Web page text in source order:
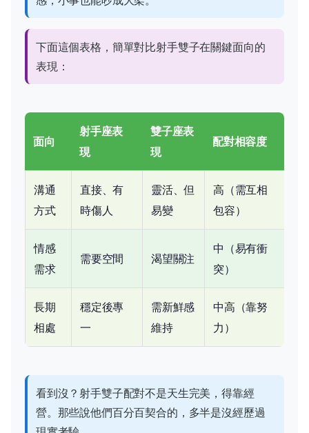
下面這個表格，簡單對比射手雙子在關鍵面向的
表現：
面向
射手座表
現
雙子座表
現
配對相容度
溝通
方式
直接、有
時傷人
靈活、但
易變
高（需互相
包容）
情感
需求
需要空間 渴望關注
中（易有衝
突）
長期
相處
穩定後專
一
需新鮮感
維持
中高（靠努
力）
看到沒？射手雙子配對不是天生完美，得靠經
營。那些說他們百分百契合的，多半是沒經歷過